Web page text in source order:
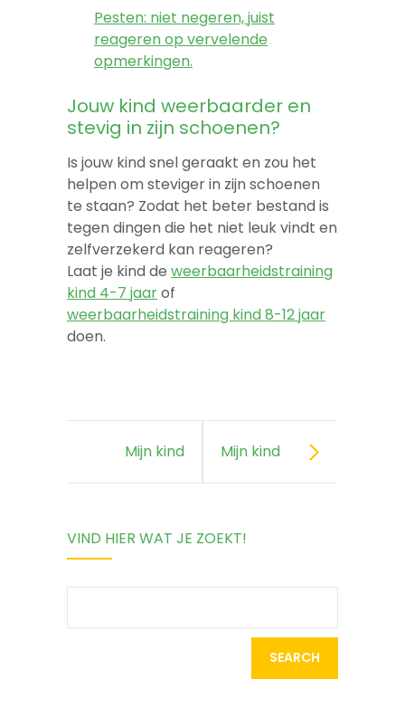
Pesten: niet negeren, juist
reageren op vervelende
opmerkingen.
Jouw kind weerbaarder en
stevig in zijn schoenen?
Is jouw kind snel geraakt en zou het
helpen om steviger in zijn schoenen
te staan? Zodat het beter bestand is
tegen dingen die het niet leuk vindt en
zelfverzekerd kan reageren?
Laat je kind de weerbaarheidstraining
kind 4-7 jaarof
weerbaarheidstraining kind 8-12 jaar
doen.
Mijn kind
met anderen
Mijn kind
spanning
VIND HIER WAT JE ZOEKT!